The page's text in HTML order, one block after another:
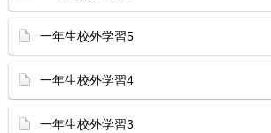
一年生校外学習5
一年生校外学習4
一年生校外学習3